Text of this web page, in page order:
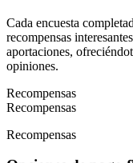
Cada encuesta
recompensas
aportaciones,
opiniones.
Recompensas
Recompensas
Recompensas